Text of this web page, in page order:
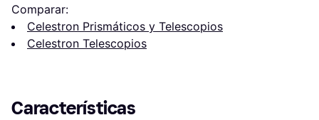
Comparar:
Celestron Prismáticos y Telescopios
Celestron Telescopios
Características